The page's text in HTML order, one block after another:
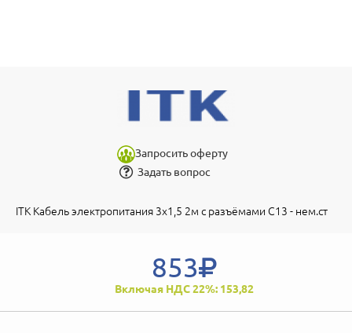
Запросить оферту
Задать вопрос
ITK Кабель электропитания 3х1,5 2м с разъёмами С13 - нем.ст
853
Включая НДС 22%: 153,82